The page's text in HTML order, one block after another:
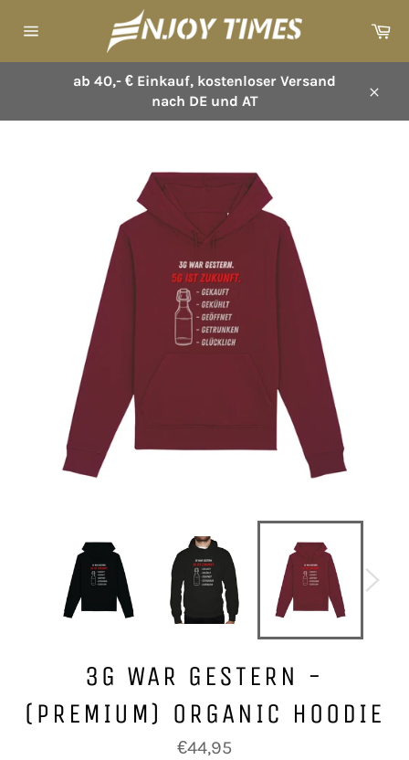
zum
Seitennavigation
ab 40,- € Einkauf, kostenloser Versand
nach DE und AT
3G WAR GESTERN -
(PREMIUM) ORGANIC HOODIE
Normaler
€44,95